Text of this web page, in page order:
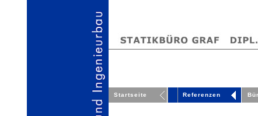
Startseite Referenzen